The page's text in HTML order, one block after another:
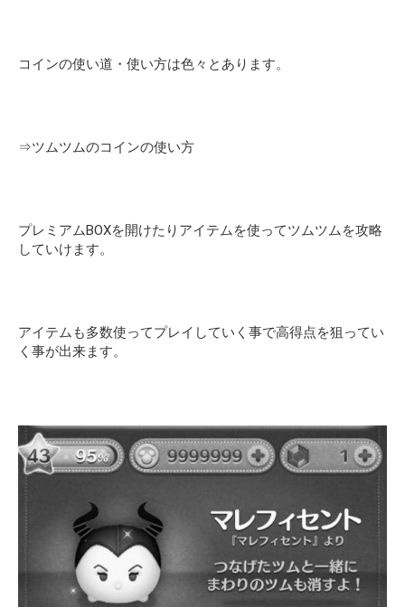
コインの使い道・使い方は色々とあります。
⇒ツムツムのコインの使い方
プレミアムBOXを開けたりアイテムを使ってツムツムを攻略
していけます。
アイテムも多数使ってプレイしていく事で高得点を狙ってい
く事が出来ます。